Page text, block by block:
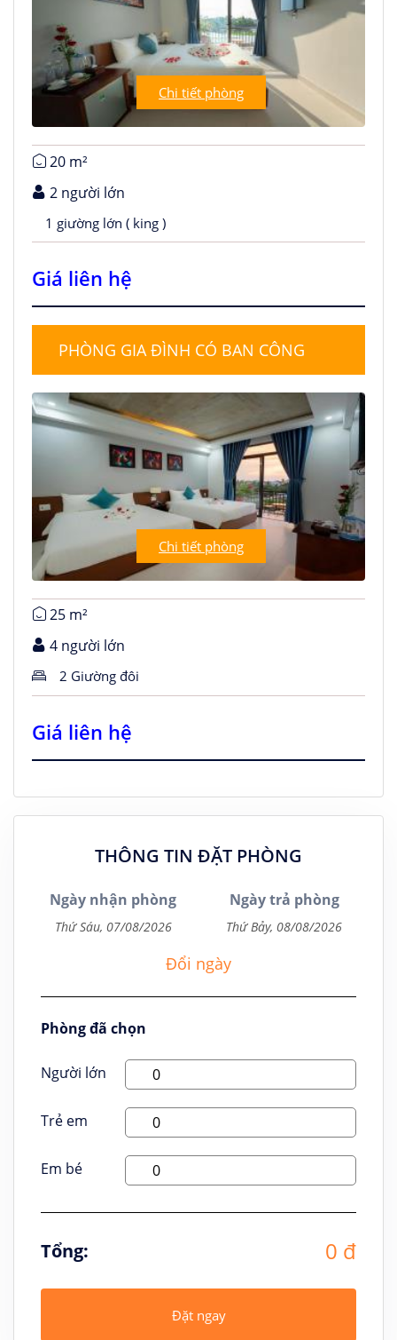
Chi tiết phòng
20 m²
2 người lớn
1 giường lớn ( king )
Giá liên hệ
PHÒNG GIA ĐÌNH CÓ BAN CÔNG
Chi tiết phòng
25 m²
4 người lớn
2 Giường đôi
Giá liên hệ
THÔNG TIN ĐẶT PHÒNG
Ngày nhận phòng Ngày trả phòng
Đổi ngày
Phòng đã chọn
Người lớn
Trẻ em
Em bé
Tổng: 0 đ
Đặt ngay